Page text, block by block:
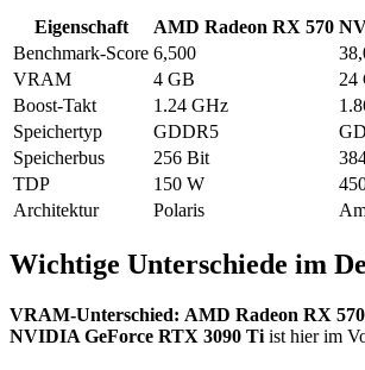
Eigenschaft AMD Radeon RX 570
Benchmark-Score 6,500
VRAM
4 GB
24
Boost-Takt
1.24 GHz
Speichertyp
GDDR5
Speicherbus
256 Bit
TDP
150 W
Architektur
Polaris
Wichtige Unterschiede im
VRAM-Unterschied: AMD Radeon RX 570
NVIDIA GeForce RTX 3090 Ti ist hier im